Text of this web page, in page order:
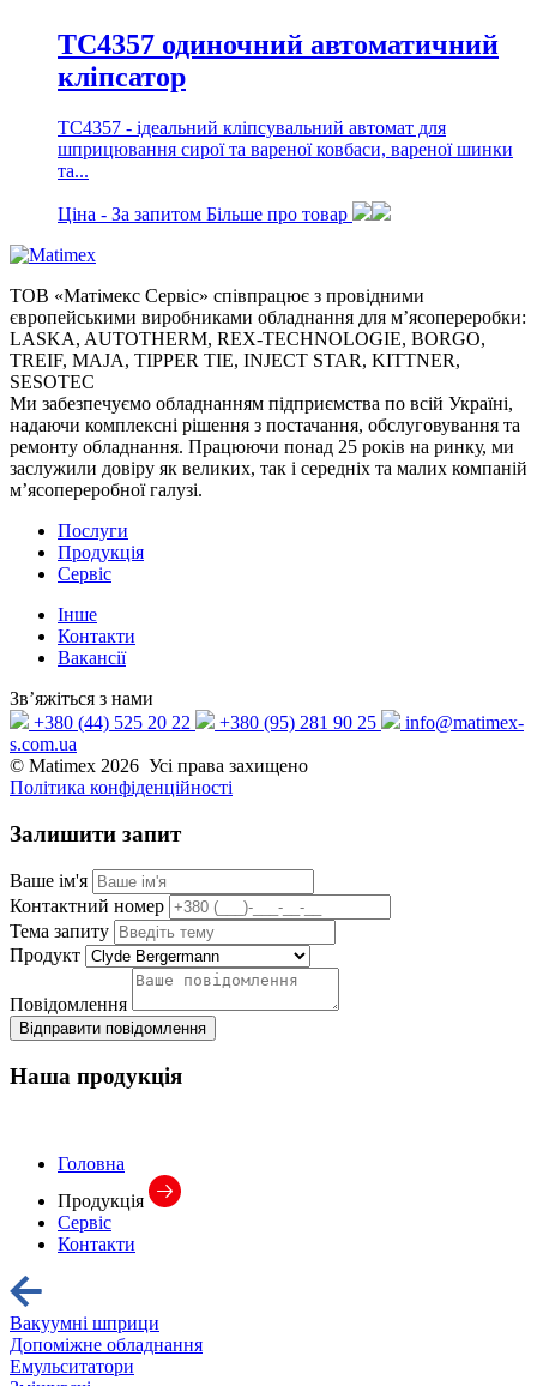
TC4357 одиночний автоматичний
кліпсатор
TC4357 - ідеальний кліпсувальний автомат для
шприцювання сирої та вареної ковбаси, вареної шинки
та...
Ціна - За запитом Більше про товар
ТОВ «Матімекс Сервіс» співпрацює з провідними
європейськими виробниками обладнання для м’ясопереробки:
LASKA, AUTOTHERM, REX-TECHNOLOGIE, BORGO,
TREIF, MAJA, TIPPER TIE, INJECT STAR, KITTNER,
SESOTEC
Ми забезпечуємо обладнанням підприємства по всій Україні,
надаючи комплексні рішення з постачання, обслуговування та
ремонту обладнання. Працюючи понад 25 років на ринку, ми
заслужили довіру як великих, так і середніх та малих компаній
м’ясопереробної галузі.
Послуги
Продукція
Сервіс
Інше
Контакти
Вакансії
Зв’яжіться з нами
+380 (44) 525 20 22
+380 (95) 281 90 25
info@matimex-
s.com.ua
© Matimex 2026 Усі права захищено
Політика конфіденційності
Залишити запит
Ваше ім'я
Контактний номер
Тема запиту
Продукт
Повідомлення
Відправити повідомлення
Наша продукція
Головна
Продукція
Сервіс
Контакти
Вакуумні шприци
Допоміжне обладнання
Емульситатори